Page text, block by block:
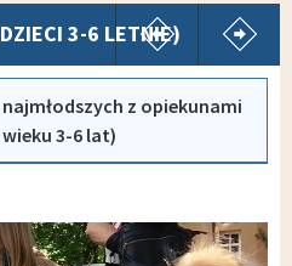
3-6 LETNIE)
pokaż
z opiekunami
3-6 lat)